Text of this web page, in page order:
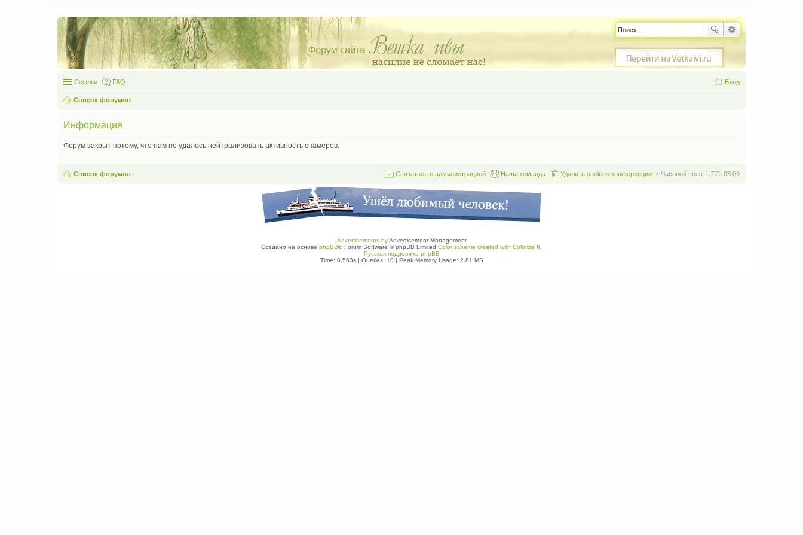
Ссылки FAQ Вход
Список форумов
Информация
Форум закрыт потому, что нам не удалось нейтрализовать активность спамеров.
Список форумов Часовой пояс: UTC+03:00
Удалить cookies конференции
Наша команда
Связаться с администрацией
Advertisements byAdvertisement Management
Создано на основе phpBB® Forum Software © phpBB Limited Color scheme created with Colorize It
Русская поддержка phpBB
Time: 0.563s| Queries: 10| Peak Memory Usage: 2.81 МБ